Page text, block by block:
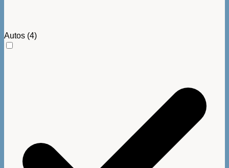
Autos (4)